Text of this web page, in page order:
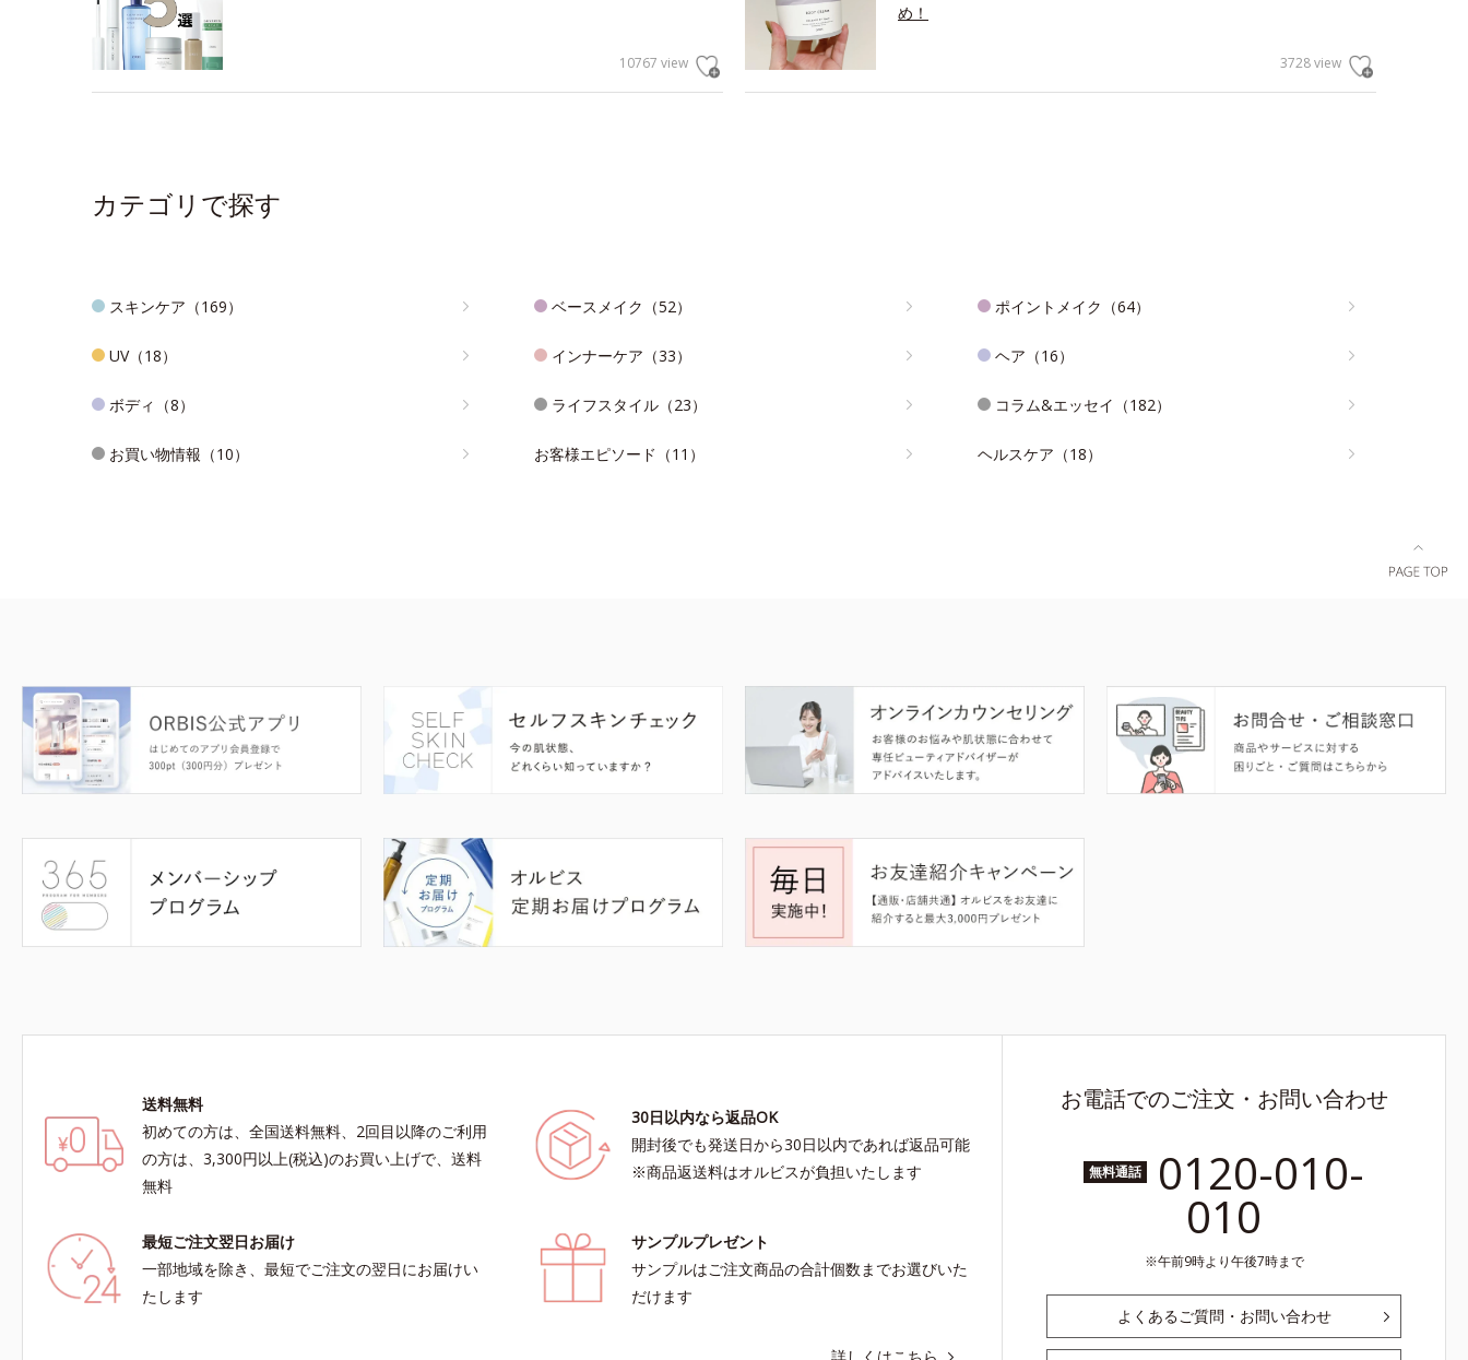
10767 view
め！
3728 view
カテゴリで探す
スキンケア（169） ベースメイク（52） ポイントメイク（64）
UV（18） インナーケア（33） ヘア（16）
ボディ（8） ライフスタイル（23） コラム&エッセイ（182）
お買い物情報（10） お客様エピソード（11） ヘルスケア（18）
送料無料
初めての方は、全国送料無料、2回目以降のご利用
の方は、3,300円以上(税込)のお買い上げで、送料
無料
30日以内なら返品OK
開封後でも発送日から30日以内であれば返品可能
※商品返送料はオルビスが負担いたします
最短ご注文翌日お届け
一部地域を除き、最短でご注文の翌日にお届けい
たします
サンプルプレゼント
サンプルはご注文商品の合計個数までお選びいた
だけます
お電話でのご注文・お問い合わせ
無料通話 0120-010-
010
午前9時より午後7時まで
よくあるご質問・お問い合わせ